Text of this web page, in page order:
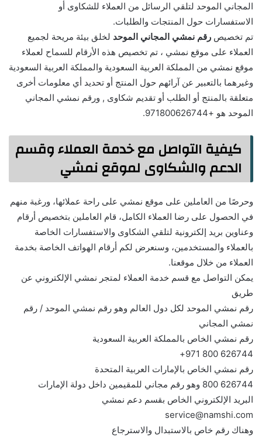
المجاني الموحد لتلقي الرسائل من العملاء للشكاوى أو
الاستفسارات حول المنتجات والطلبات.
تم تخصيص رقم نمشي المجاني الموحد لخلق بيئة مريحة لجميع
العملاء على موقع نمشي ، تم تخصيص هذه الأرقام للسماح لعملاء
موقع نمشي من المملكة العربية السعودية والمملكة العربية السعودية
وغيرهما بالتعبير عن آرائهم حول المنتج أو تحديد أي معلومات أخرى
متعلقة بالمنتج أو الطلب أو تقديم شكاوى , ورقم نمشي المجاني
الموحد هو +971800626744.
كيفية التواصل مع خدمة العملاء وقسم
الدعم والشكاوى لموقع نمشي
وحرصًا من العاملين على موقع نمشي على راحة عملائها، ورغبة منهم
في الحصول على رضا العملاء الكامل، قام العاملين بتخصيص أرقام
وعناوين بريد إلكترونية لتلقي الشكاوى والاستفسارات الخاصة
بالعملاء والمستخدمين، وسنعرض لكم أرقام الهواتف الخاصة بخدمة
العملاء من خلال موقعنا.
يمكن التواصل مع قسم خدمة العملاء لمتجر نمشي الإلكتروني عن
طريق
رقم نمشي الموحد لكل دول العالم وهو رقم نمشي الموحد / رقم
نمشي المجاني
رقم نمشي الخاص بالمملكة العربية السعودية
626744 800 971+
رقم نمشي الخاص بالإمارات العربية المتحدة
626744 800 وهو رقم مجاني للمقيمين داخل دولة الإمارات
البريد الإلكتروني الخاص بقسم دعم نمشي
service@namshi.com
وهناك رقم خاص بالاستبدال والاسترجاع